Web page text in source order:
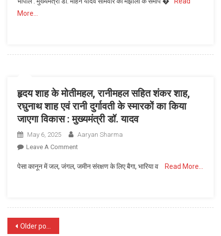
डॉ.
शामिल,
मुख्यमंत्री
की
की
तारीफ
जी
More…
हृदय शाह के मोतीमहल, रानीमहल सहित शंकर शाह,
रघुनाथ शाह एवं रानी दुर्गावती के स्मारकों का किया
जाएगा विकास : मुख्यमंत्री डॉ. यादव
May 6, 2025
Aaryan Sharma
Leave A CommentOn
शाह
पेसा कानून में जल, जंगल, जमीन संरक्षण के लिए बैगा, भारिया व Read More…
Posts
Older posts